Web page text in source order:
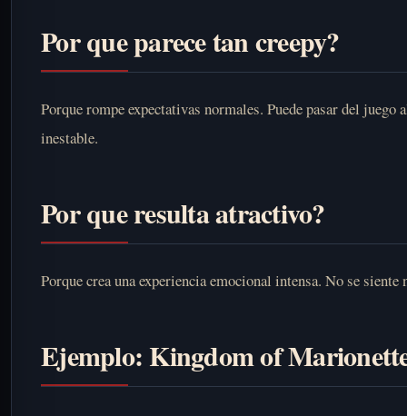
Por que parece tan creepy?
Porque rompe expectativas normales. Puede pasar del juego
inestable.
Por que resulta atractivo?
Porque crea una experiencia emocional intensa. No se
Ejemplo: Kingdom of